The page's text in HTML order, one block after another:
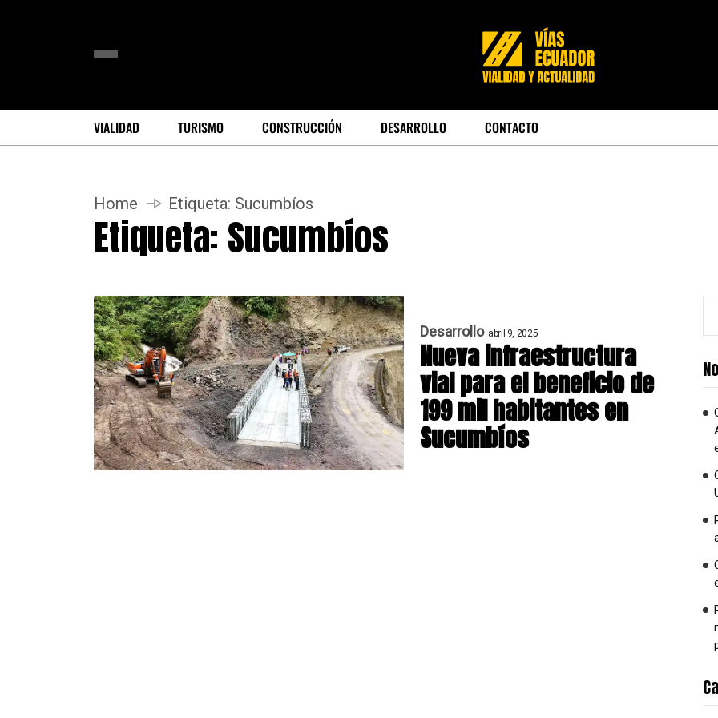
VIALIDAD TURISMO CONSTRUCCIÓN DESARROLLO CONTACTO
Home Etiqueta: Sucumbíos
Etiqueta: Sucumbíos
Desarrollo abril 9, 2025
Nueva infraestructura
vial para el beneficio de
199 mil habitantes en
Sucumbíos